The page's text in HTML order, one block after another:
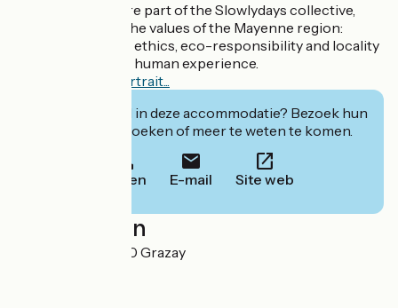
Odile and Denis are part of the Slowlydays collective,
which embodies the values of the Mayenne region:
kindness, sharing, ethics, eco-responsibility and locality
to give you a great human experience.
Discover their portrait...
Geïnteresseerd in deze accommodatie? Bezoek hun
website om te boeken of meer te weten te komen.
Bellen E-mail Site web
Localisation
Le Domaine 53440 Grazay